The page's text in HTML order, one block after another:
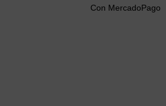
Con MercadoPago